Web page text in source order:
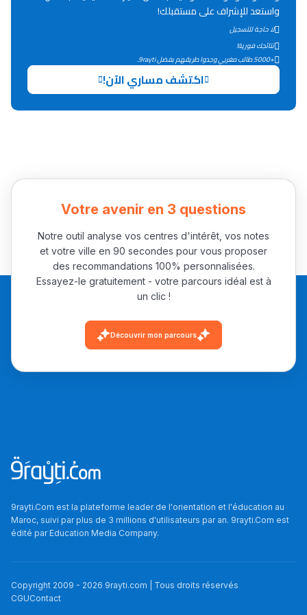
Collège au Maroc
التعليم الثانوي الإعدادي
+ de 89 Interviews/Vidéos
دليل المهن
دليل التوجيه
Ki Derti Liha
باش تقدر تساعد الناس
يلقاو التوازن من الدّاخل
واستعد للإشراف على مستقبلك!
لا حاجة للتسجيل
نتائجك فورية!
+5000 طالب مغربي وجدوا طريقهم بفضل 9rayti.
اكتشف مساري الآن!
Votre avenir en 3 questions
Notre outil analyse vos centres d'intérêt, vos notes
et votre ville en 90 secondes pour vous proposer
des recommandations 100% personnalisées.
Essayez-le gratuitement - votre parcours idéal est à
un clic !
Découvrir mon parcours
9rayti.Com est la plateforme leader de l'orientation et l'éducation au
Maroc, suivi par plus de 3 millions d'utilisateurs par an. 9rayti.Com est
édité parEducation Media Company.
Copyright 2009 - 2026 9rayti.com | Tous droits réservés
CGUContact